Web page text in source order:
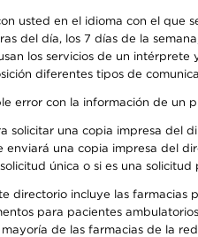
usted en el idioma con el que
del día, los 7 días de la
los servicios de un
diferentes tipos de
error con la información de un
solicitar una copia impresa del
enviará una copia impresa del
única o si es una
directorio incluye las
para pacientes
de las farmacias de la